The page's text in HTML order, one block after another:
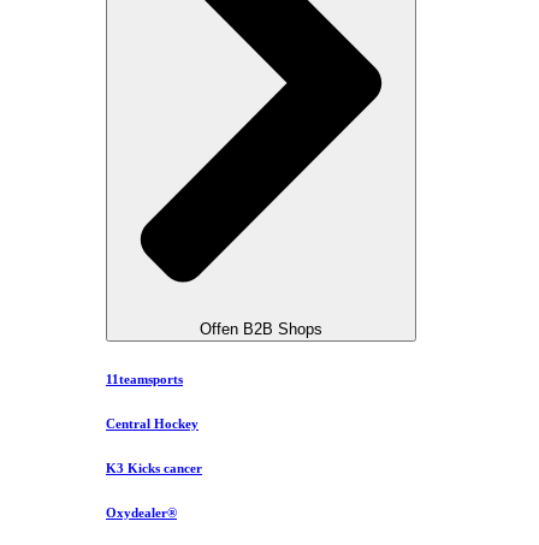
Offen B2B Shops
11teamsports
Central Hockey
K3 Kicks cancer
Oxydealer®